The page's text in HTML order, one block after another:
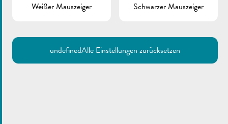
Weißer Mauszeiger
Schwarzer Mauszeiger
undefinedAlle Einstellungen zurücksetzen